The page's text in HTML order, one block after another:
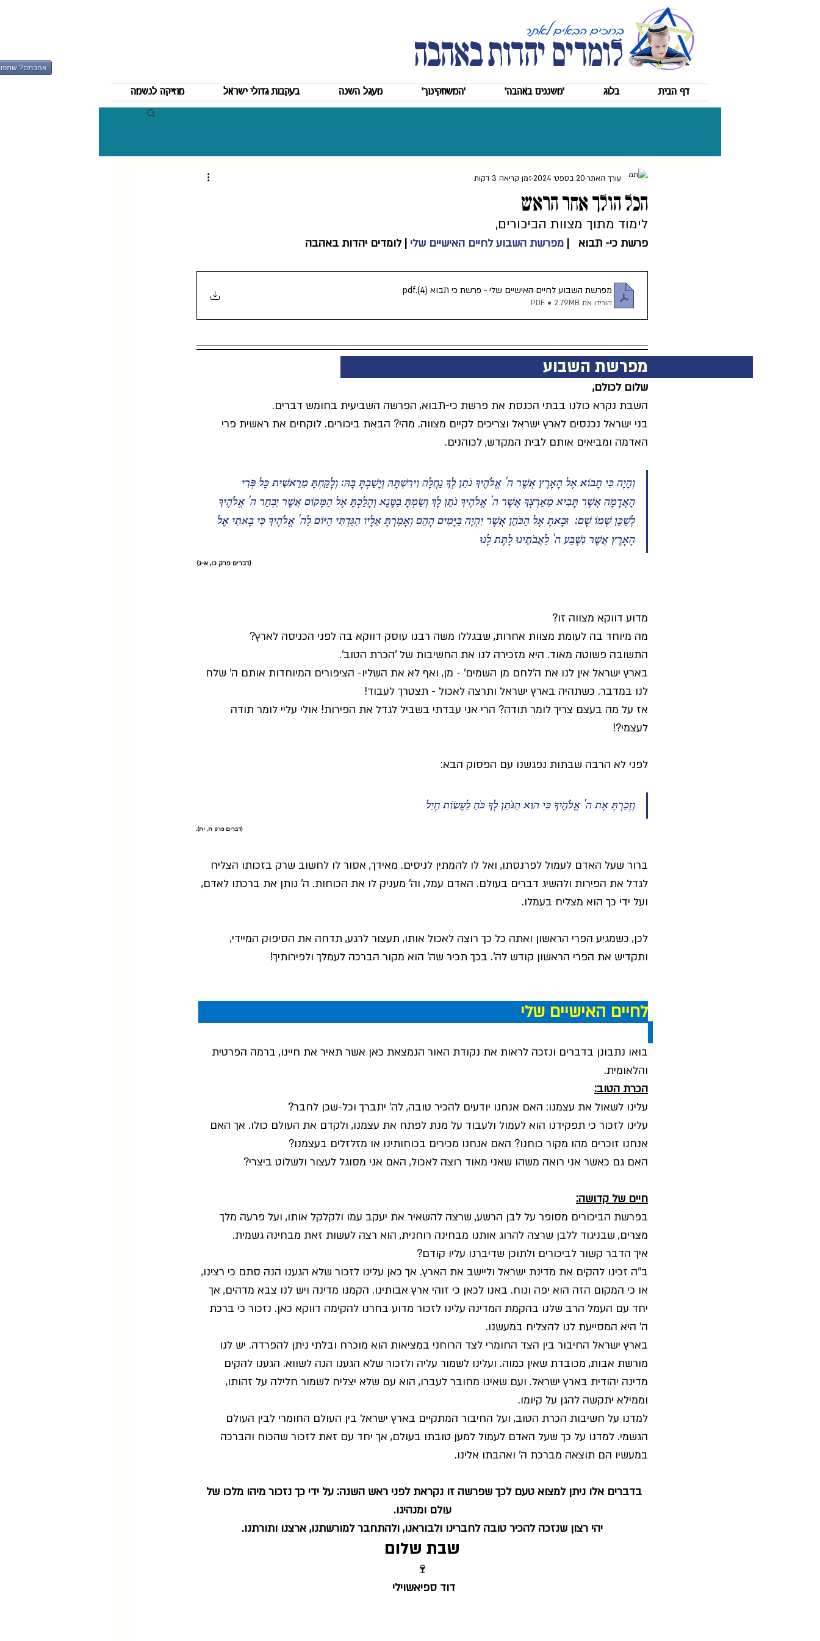
אהבתם? שתפו לומדים יהדות באהבה
דף הבית בלוג 'משננים באהבה' 'המשחקינוך' מעגל השנה בעקבות גדולי ישראל מוזיקה לנשמה
הכל הולך אחר הראש
עורך האתר 20 בספט׳ 2024 זמן קריאה 3 דקות
לימוד מתוך מצוות הביכורים,
פרשת כי- תבוא   | מפרשת השבוע לחיים האישיים שלי | לומדים יהדות באהבה
מפרשת השבוע לחיים האישיים שלי - פרשת כי תבוא (4) .pdf
הורידו את PDF • 2.79MB
מפרשת השבוע
שלום לכולם,
השבת נקרא כולנו בבתי הכנסת את פרשת כי-תבוא, הפרשה השביעית בחומש דברים.
בני ישראל נכנסים לארץ ישראל וצריכים לקיים מצווה. מהי? הבאת ביכורים. לוקחים את ראשית פרי
האדמה ומביאים אותם לבית המקדש, לכוהנים.
וְהָיָה כִּי תָבוֹא אֶל הָאָרֶץ אֲשֶׁר ה' אֱלֹהֶיךָ נֹתֵן לְךָ נַחֲלָה וִירִשְׁתָּהּ וְיָשַׁבְתָּ בָּהּ: וְלָקַחְתָּ מֵרֵאשִׁית כָּל פְּרִי
הָאֲדָמָה אֲשֶׁר תָּבִיא מֵאַרְצְךָ אֲשֶׁר ה' אֱלֹהֶיךָ נֹתֵן לָךְ וְשַׂמְתָּ בַטֶּנֶא וְהָלַכְתָּ אֶל הַמָּקוֹם אֲשֶׁר יִבְחַר ה' אֱלֹהֶיךָ
לְשַׁכֵּן שְׁמוֹ שָׁם:  וּבָאתָ אֶל הַכֹּהֵן אֲשֶׁר יִהְיֶה בַּיָּמִים הָהֵם וְאָמַרְתָּ אֵלָיו הִגַּדְתִּי הַיּוֹם לַה' אֱלֹהֶיךָ כִּי בָאתִי אֶל
הָאָרֶץ אֲשֶׁר נִשְׁבַּע ה' לַאֲבֹתֵינוּ לָתֶת לָנוּ
(דברים פרק כו, א-ג)
מדוע דווקא מצווה זו?
מה מיוחד בה לעומת מצוות אחרות, שבגללו משה רבנו עוסק דווקא בה לפני הכניסה לארץ?
התשובה פשוטה מאוד. היא מזכירה לנו את החשיבות של 'הכרת הטוב'.
בארץ ישראל אין לנו את ה'לחם מן השמים' - מן, ואף לא את השליו- הציפורים המיוחדות אותם ה' שלח
לנו במדבר. כשתהיה בארץ ישראל ותרצה לאכול - תצטרך לעבוד!
אז על מה בעצם צריך לומר תודה? הרי אני עבדתי בשביל לגדל את הפירות! אולי עליי לומר תודה
לעצמי?!
לפני לא הרבה שבתות נפגשנו עם הפסוק הבא:
וְזָכַרְתָּ אֶת ה' אֱלֹהֶיךָ כִּי הוּא הַנֹּתֵן לְךָ כֹּחַ לַעֲשׂוֹת חָיִל
(דברים פרק ח, יח).
ברור שעל האדם לעמול לפרנסתו, ואל לו להמתין לניסים. מאידך, אסור לו לחשוב שרק בזכותו הצליח
לגדל את הפירות ולהשיג דברים בעולם. האדם עמל, וה' מעניק לו את הכוחות. ה' נותן את ברכתו לאדם,
ועל ידי כך הוא מצליח בעמלו.
לכן, כשמגיע הפרי הראשון ואתה כל כך רוצה לאכול אותו, תעצור לרגע, תדחה את הסיפוק המיידי,
ותקדיש את הפרי הראשון קודש לה'. בכך תכיר שה' הוא מקור הברכה לעמלך ולפירותיך!
לחיים האישיים שלי
בואו נתבונן בדברים ונזכה לראות את נקודת האור הנמצאת כאן אשר תאיר את חיינו, ברמה הפרטית
והלאומית.
הכרת הטוב:
עלינו לשאול את עצמנו: האם אנחנו יודעים להכיר טובה, לה' יתברך וכל-שכן לחבר?
עלינו לזכור כי תפקידנו הוא לעמול ולעבוד על מנת לפתח את עצמנו, ולקדם את העולם כולו. אך האם
אנחנו זוכרים מהו מקור כוחנו? האם אנחנו מכירים בכוחותינו או מזלזלים בעצמנו?
האם גם כאשר אני רואה משהו שאני מאוד רוצה לאכול, האם אני מסוגל לעצור ולשלוט ביצרי?
חיים של קדושה:
בפרשת הביכורים מסופר על לבן הרשע, שרצה להשאיר את יעקב עמו ולקלקל אותו, ועל פרעה מלך
מצרים, שבניגוד ללבן שרצה להרוג אותנו מבחינה רוחנית, הוא רצה לעשות זאת מבחינה גשמית.
איך הדבר קשור לביכורים ולתוכן שדיברנו עליו קודם?
ב''ה זכינו להקים את מדינת ישראל וליישב את הארץ. אך כאן עלינו לזכור שלא הגענו הנה סתם כי רצינו,
או כי המקום הזה הוא יפה ונוח. באנו לכאן כי זוהי ארץ אבותינו. הקמנו מדינה ויש לנו צבא מדהים, אך
יחד עם העמל הרב שלנו בהקמת המדינה עלינו לזכור מדוע בחרנו להקימה דווקא כאן. נזכור כי ברכת
ה' היא המסייעת לנו להצליח במעשנו.
בארץ ישראל החיבור בין הצד החומרי לצד הרוחני במציאות הוא מוכרח ובלתי ניתן להפרדה. יש לנו
מורשת אבות, מכובדת שאין כמוה. ועלינו לשמור עליה ולזכור שלא הגענו הנה לשווא. הגענו להקים
מדינה יהודית בארץ ישראל. ועם שאינו מחובר לעברו, הוא עם שלא יצליח לשמור חלילה על זהותו,
וממילא יתקשה להגן על קיומו.
למדנו על חשיבות הכרת הטוב, ועל החיבור המתקיים בארץ ישראל בין העולם החומרי לבין העולם
הגשמי. למדנו על כך שעל האדם לעמול למען טובתו בעולם, אך יחד עם זאת לזכור שהכוח והברכה
במעשיו הם תוצאה מברכת ה' ואהבתו אלינו.
בדברים אלו ניתן למצוא טעם לכך שפרשה זו נקראת לפני ראש השנה: על ידי כך נזכור מיהו מלכו של
עולם ומנהיגו.
יהי רצון שנזכה להכיר טובה לחברינו ולבוראנו, ולהתחבר למורשתנו, ארצנו ותורתנו.
שבת שלום
🍷
דוד ספיאשוילי